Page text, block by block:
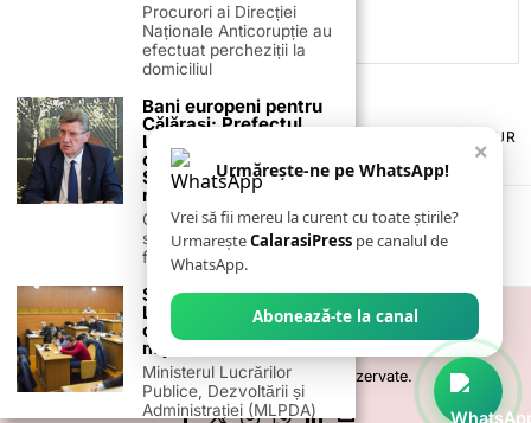
TERMENI ȘI CONDIȚII
POLITICA DE ANULARE & RETUR
PUBLICITATE ONLINE & TIPĂRITĂ
CONTACT
ZIARUL ANUNȚUL CĂLĂRĂȘEAN
© 2026- Toate drepturile sunt rezervate.
×
Urmărește-ne pe WhatsApp!
Vrei să fii mereu la curent cu toate știrile?
UrmareșteCalarasiPress pe canalul de
WhatsApp.
Abonează-te la canal
Procurori ai Direcției
Naționale Anticorupție au
efectuat percheziții la
domiciliul
Bani europeni pentru
Călărași: Prefectul
Laurențiu State anunță
colaborarea cu ADR
Sud-Muntenia pentru
noi finanțări
Călărașul se pregătește
să intre pe harta
finanțărilor europene, cu
Ședințele Consiliilor
Locale pot fi
organizate prin
mijloace electronice
Ministerul Lucrărilor
Publice, Dezvoltării și
Administrației (MLPDA)